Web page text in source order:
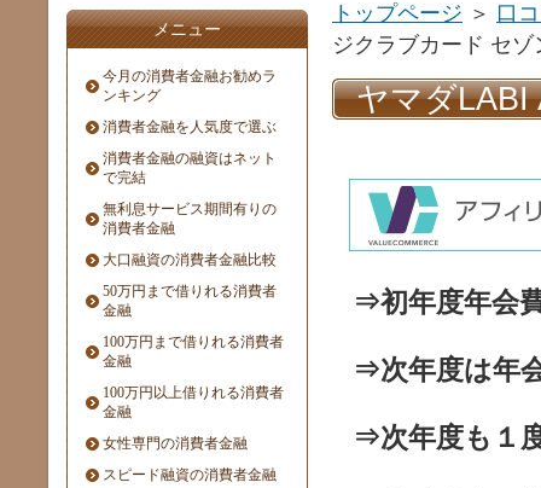
トップページ ＞ 口
ジクラブカード セ
ヤマダLABI
⇒初年度年会
⇒次年度は年
⇒次年度も１
メニュー
今月の消費者金融お勧めラ
ンキング
消費者金融を人気度で選ぶ
消費者金融の融資はネット
で完結
無利息サービス期間有りの
消費者金融
大口融資の消費者金融比較
50万円まで借りれる消費者
金融
100万円まで借りれる消費者
金融
100万円以上借りれる消費者
金融
女性専門の消費者金融
スピード融資の消費者金融